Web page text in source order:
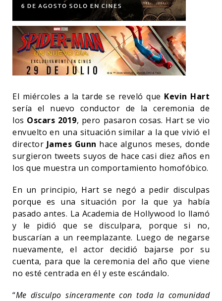
El miércoles a la tarde se reveló que Kevin Hart
sería el nuevo conductor de la ceremonia de
los Oscars 2019, pero pasaron cosas. Hart se vio
envuelto en una situación similar a la que vivió el
director James Gunn hace algunos meses, donde
surgieron tweets suyos de hace casi diez años en
los que muestra un comportamiento homofóbico.
En un principio, Hart se negó a pedir disculpas
porque es una situación por la que ya había
pasado antes. La Academia de Hollywood lo llamó
y le pidió que se disculpara, porque si no,
buscarían a un reemplazante. Luego de negarse
nuevamente, el actor decidió bajarse por su
cuenta, para que la ceremonia del año que viene
no esté centrada en él y este escándalo.
“Me disculpo sinceramente con toda la comunidad